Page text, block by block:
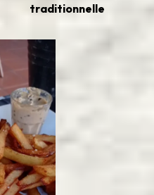
traditionnelle